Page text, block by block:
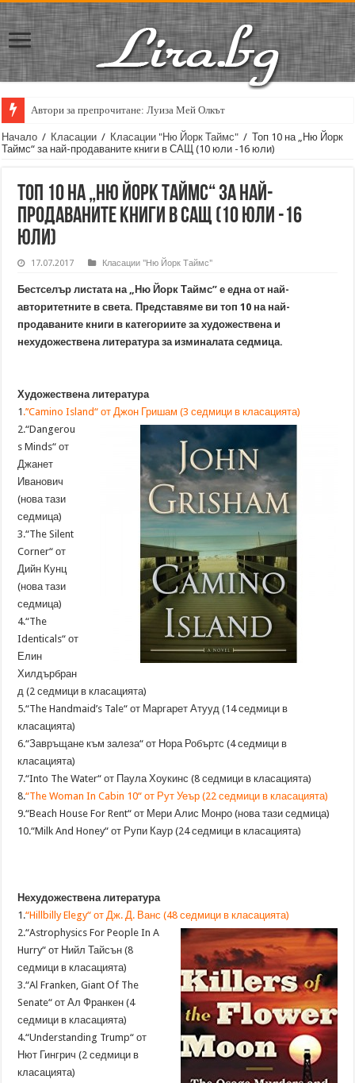
Автори за препрочитане: Луиза Мей Олкът
Начало / Класации / Класации "Ню Йорк Таймс" / Топ 10 на „Ню Йорк
Таймс“ за най-продаваните книги в САЩ (10 юли -16 юли)
Топ 10 на „Ню Йорк Таймс“ за най-
продаваните книги в САЩ (10 юли -16
юли)
17.07.2017 Класации "Ню Йорк Таймс"
Бестселър листата на „Ню Йорк Таймс” е една от най-
авторитетните в света. Представяме ви топ 10 на най-
продаваните книги в категориите за художествена и
нехудожествена литература за изминалата седмица.
Художествена литература
1 .’‘Camino Island“ от Джон Гришам (3 седмици в класацията)
2.“Dangerou
s Minds“ от
Джанет
Иванович
(нова тази
седмица)
3.“The Silent
Corner“ от
Дийн Кунц
(нова тази
седмица)
4.“The
Identicals“ от
Елин
Хилдърбран
д (2 седмици в класацията)
5.“The Handmaid’s Tale“ от Маргарет Атууд (14 седмици в
класацията)
6.“Завръщане към залеза“ от Нора Робъртс (4 седмици в
класацията)
7.“Into The Water“ от Паула Хоукинс (8 седмици в класацията)
8.“The Woman In Cabin 10“ от Рут Уеър (22 седмици в класацията)
9.“Beach House For Rent“ от Мери Алис Монро (нова тази седмица)
10.“Milk And Honey“ от Рупи Каур (24 седмици в класацията)
Нехудожествена литература
1.“Hillbilly Elegy“ от Дж. Д. Ванс (48 седмици в класацията)
2.“Astrophysics For People In A
Hurry“ от Нийл Тайсън (8
седмици в класацията)
3.“Al Franken, Giant Of The
Senate“ от Ал Франкен (4
седмици в класацията)
4.“Understanding Trump“ от
Нют Гингрич (2 седмици в
класацията)